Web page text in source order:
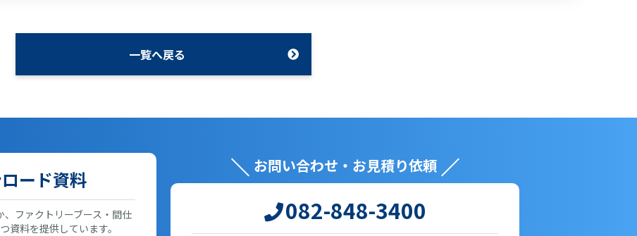
一覧へ戻る
ード資料
、ファクトリーブース・間仕
資料を提供しています。
お問い合わせ・お見積り依頼
082-848-3400